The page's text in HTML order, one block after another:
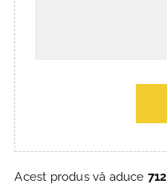
Acest produs vă aduce 712